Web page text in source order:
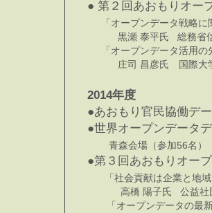
● 第２回あおもりオ
「オープンデータ戦略に
黒瀬 泰平氏 総務省信
「オープンデータ活用の
庄司 昌彦氏 国際
2014年度
●あおもり官民協働デ
●世界オープンデータ
青森会場（参加56名）
●第３回あおもりオー
「社会貢献は企業と地域
高橋 陽子氏 公益社団
「オープンデータの最新